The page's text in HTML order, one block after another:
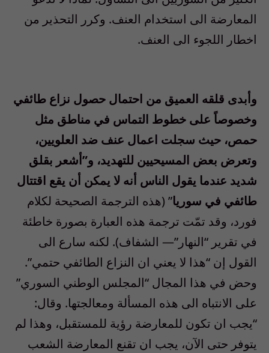
المعارضة الى استخدام العنف. وكرر التحذير من
اخطار اللجوء الى العنف.
وأبدى قلقه العميق من احتمال حصول نزاع طائفي
وخصوصاً على خطوط التماس في مناطق مثل
حمص، حيث سجلت اعمال عنف ضد العلويين،
وتعرض بعض المسيحيين للتهديد، و”أشعر بقلق
شديد عندما يقول الناس أنه لا يمكن أن يقع اقتتال
طائفي في سوريا” (هذه الترجمة الصحيحة لكلام
فورد، وقد تمّت ترجمة هذه العبارة بصورة خاطئة
في تقرير “النهار”— الشفاف). لكنه سارع الى
القول إن “هذا لا يعني ان النزاع الطائفي حتمي”.
وحض في هذا المجال “المجلس الوطني السوري”
على الانتباه الى هذه المسألة ومعالجتها. وقال:
“يجب ان تكون للمعارضة رؤية للمستقبل، وهذا لم
يتوفر حتى الآن، يجب ان تقنع المعارضة الشعب